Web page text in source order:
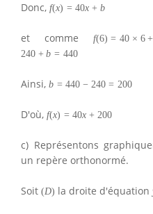
Donc, f(x) = 40x + b
et comme f(6) = 40 × 6 +
240 + b = 440
Ainsi, b = 440 − 240 = 200
D'où, f(x) = 40x + 200
c) Représentons
un repère orthonormé.
Soit (D) la droite d'équation